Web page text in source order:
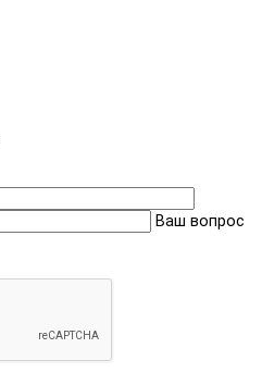
Ваш вопрос